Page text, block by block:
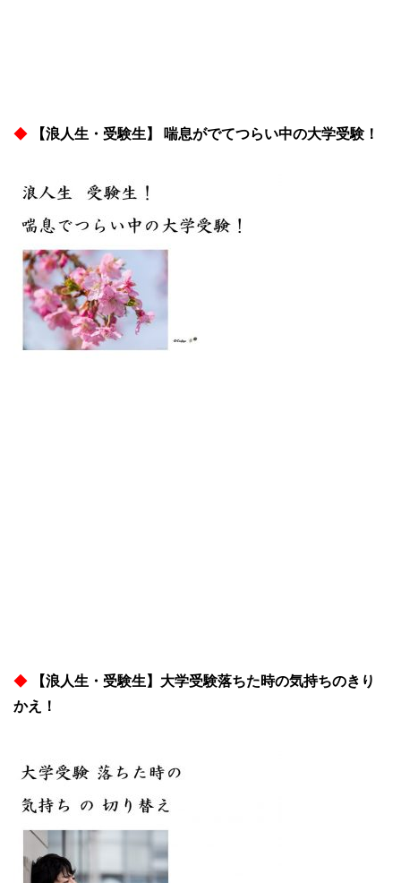
◆ 【浪人生・受験生】 喘息がでてつらい中の大学受験！
◆
【浪人生・受験生】大学受験落ちた時の気持ちのきり
かえ！